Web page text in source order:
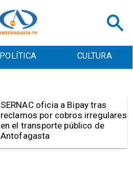
POLÍTICA CULTURA
Retiran tres toneladas de
basura y vehículos
abandonados en el sector
centro alto de Antofagasta